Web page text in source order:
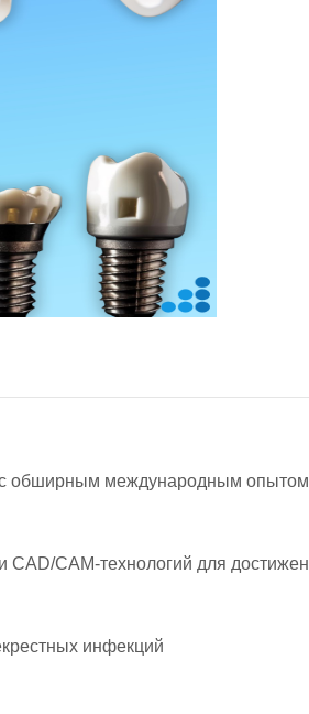
с обширным международным опытом
CAM-технологий для
инфекций